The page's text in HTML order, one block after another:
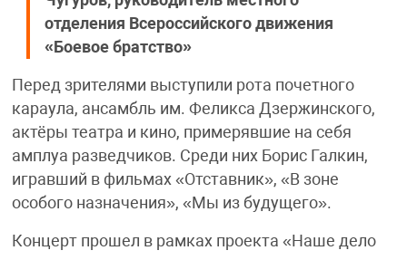
отделения Всероссийского движения
«Боевое братство»
Перед зрителями выступили рота почетного
караула, ансамбль им. Феликса Дзержинского,
актёры театра и кино, примерявшие на себя
амплуа разведчиков. Среди них Борис Галкин,
игравший в фильмах «Отставник», «В зоне
особого назначения», «Мы из будущего».
Концерт прошел в рамках проекта «Наше дело